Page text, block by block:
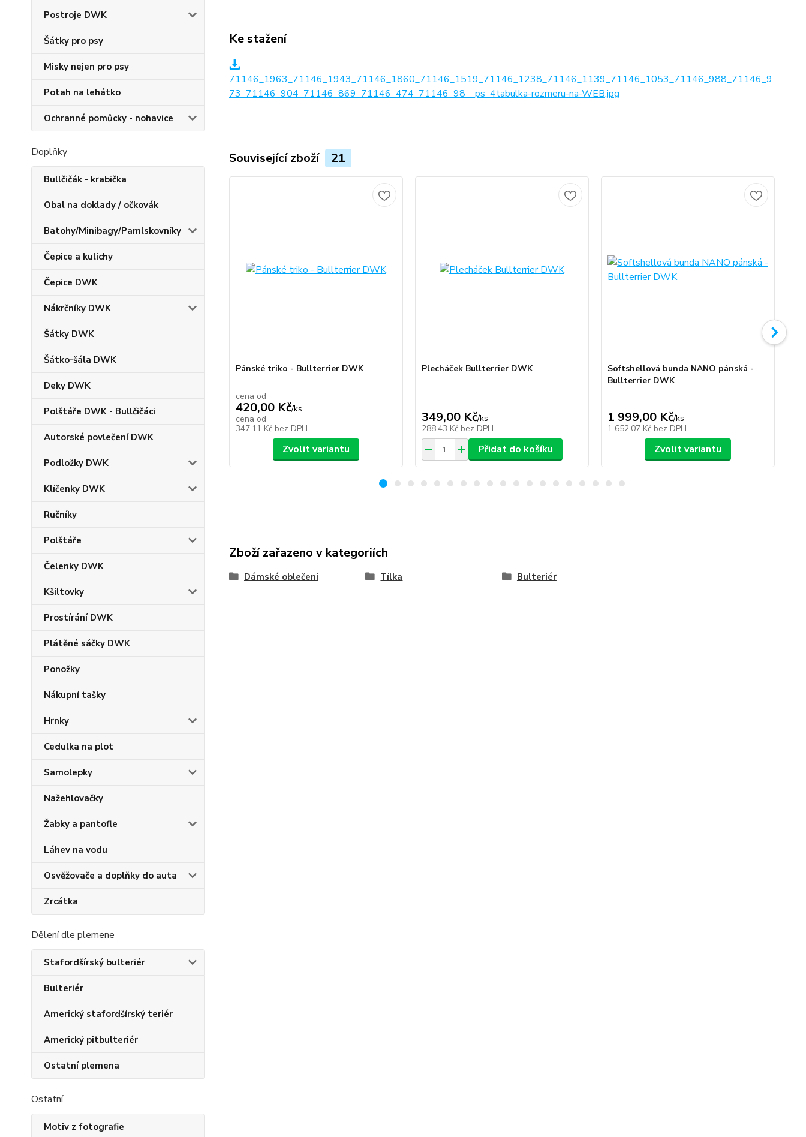
Postroje DWK
Šátky pro psy
Misky nejen pro psy
Potah na lehátko
Ochranné pomůcky - nohavice
Doplňky
Bullčičák - krabička
Obal na doklady / očkovák
Batohy/Minibagy/Pamlskovníky
Čepice a kulichy
Čepice DWK
Nákrčníky DWK
Šátky DWK
Šátko-šála DWK
Deky DWK
Polštáře DWK - Bullčičáci
Autorské povlečení DWK
Podložky DWK
Klíčenky DWK
Ručníky
Polštáře
Čelenky DWK
Kšiltovky
Prostírání DWK
Plátěné sáčky DWK
Ponožky
Nákupní tašky
Hrnky
Cedulka na plot
Samolepky
Nažehlovačky
Žabky a pantofle
Láhev na vodu
Osvěžovače a doplňky do auta
Zrcátka
Dělení dle plemene
Stafordšírský bulteriér
Bulteriér
Americký stafordšírský teriér
Americký pitbulteriér
Ostatní plemena
Ostatní
Motiv z fotografie
Ke stažení
71146_1963_71146_1943_71146_1860_71146_1519_71146_1238_71146_1139_71146_1053_71146_988_71146_9
73_71146_904_71146_869_71146_474_71146_98__ps_4tabulka-rozmeru-na-WEB.jpg
Související zboží 21
Pánské triko - Bullterrier DWK
cena od
420,00 Kč/ks
cena od
347,11 Kč bez DPH
Zvolit variantu
Plecháček Bullterrier DWK
349,00 Kč/ks
288,43 Kč bez DPH
Přidat do košíku
Softshellová bunda NANO pánská -
Bullterrier DWK
1 999,00 Kč/ks
1 652,07 Kč bez DPH
Zvolit variantu
Zboží zařazeno v kategoriích
Dámské oblečení Tílka Bulteriér